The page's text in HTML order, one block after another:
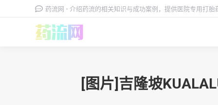
药流网 - 介绍药流的相关知识与成功案例，提供医院专用打
[图片]吉隆坡